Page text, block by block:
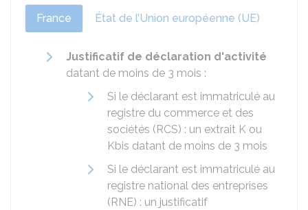
France État de l’Union européenne (UE)
Justificatif de déclaration d'activité
datant de moins de 3 mois :
Si le déclarant est immatriculé au
registre du commerce et des
sociétés (RCS) : un extrait K ou
Kbis datant de moins de 3 mois
Si le déclarant est immatriculé au
registre national des entreprises
(RNE) : un justificatif